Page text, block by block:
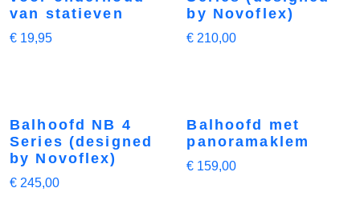
van statieven
€ 19,95
by Novoflex)
€ 210,00
Balhoofd NB 4
Series (designed
by Novoflex)
€ 245,00
Balhoofd met
panoramaklem
€ 159,00